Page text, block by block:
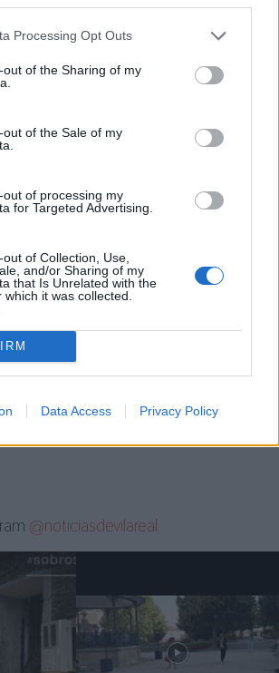
Processing Opt Outs
out of the Sharing of my
out of the Sale of my
out of processing my
for Targeted Advertising.
of Collection, Use,
and/or Sharing of my
that Is Unrelated with the
it was collected.
Data Access Privacy Policy
ao Complexo, inclui também um
a zona baixa de codessais à rua
de um projeto ambicioso
dada a antiguidade das
de requalificação. Sendo o
recanto da cidade muito procurado
não só para a prática desportiva
contemplação e contacto com a
o sentido permitir a fruição plena
Gestão para
Próximo artigo
Vila Real assinalou Dia Mundial
da Diabetes
@noticiasdevilareal